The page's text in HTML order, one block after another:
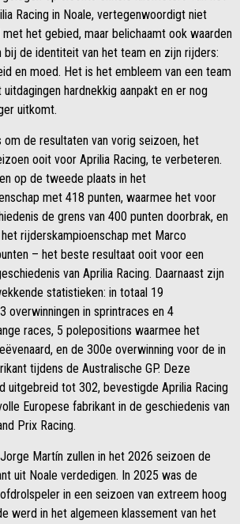
Racing in Noale, vertegenwoordigt niet
het gebied, maar belichaamt ook waarden
bij de identiteit van het team en zijn rijders:
en moed. Het is het embleem van een team
hardnekkig aanpakt en er nog
uitkomt.
de resultaten van vorig seizoen, het
ooit voor Aprilia Racing, te verbeteren.
op de tweede plaats in het
met 418 punten, waarmee het voor
de grens van 400 punten doorbrak, en
rijderskampioenschap met Marco
– het beste resultaat ooit voor een
van Aprilia Racing. Daarnaast zijn
statistieken: in totaal 19
overwinningen in sprintraces en 4
races, 5 polepositions waarmee het
en de 300e overwinning voor de in
tijdens de Australische GP. Deze
uitgebreid tot 302, bevestigde Aprilia Racing
Europese fabrikant in de geschiedenis van
Prix Racing.
Martín zullen in het 2026 seizoen de
uit Noale verdedigen. In 2025 was de
in een seizoen van extreem hoog
werd in het algemeen klassement van het